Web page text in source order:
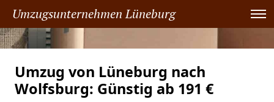
Umzugsunternehmen Lüneburg
Umzug von Lüneburg nach
Wolfsburg: Günstig ab 191 €